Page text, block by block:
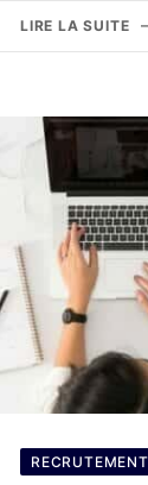
LIRE LA SUITE
RECRUTEMENT